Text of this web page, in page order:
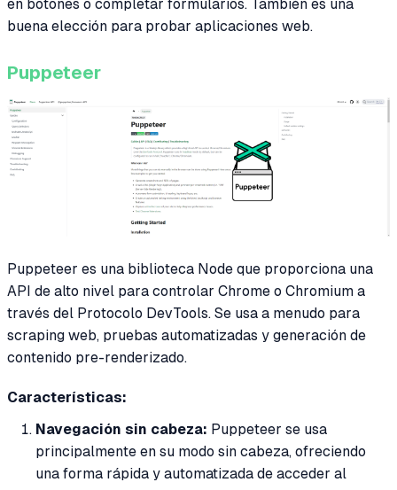
en botones o completar formularios. También es una
buena elección para probar aplicaciones web.
Puppeteer
Puppeteer es una biblioteca Node que proporciona una
API de alto nivel para controlar Chrome o Chromium a
través del Protocolo DevTools. Se usa a menudo para
scraping web, pruebas automatizadas y generación de
contenido pre-renderizado.
Características:
Navegación sin cabeza: Puppeteer se usa
principalmente en su modo sin cabeza, ofreciendo
una forma rápida y automatizada de acceder al